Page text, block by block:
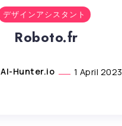
デザインアシスタント
Roboto.fr
AI-Hunter.io 1 April 2023